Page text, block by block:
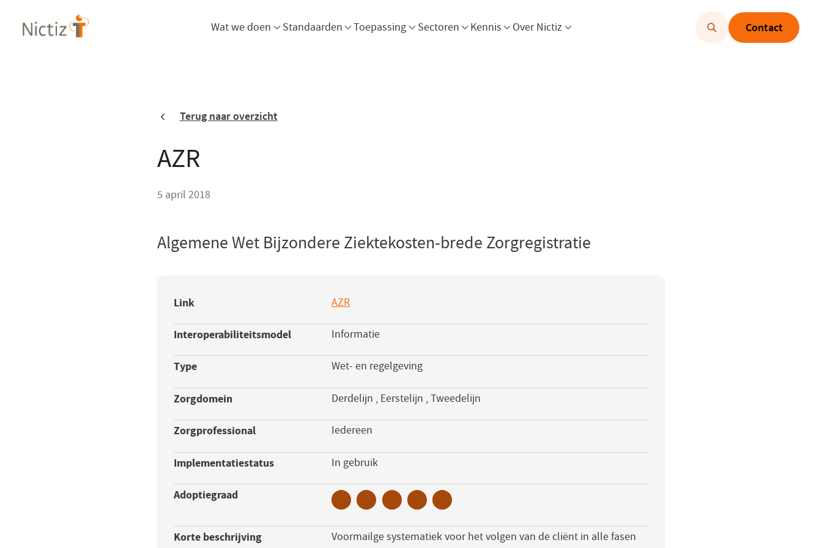
en
Wat we doen Menu openen
Standaarden Menu openen
Toepassing Menu openen
Sectoren Menu openen
Kennis Menu openen
Over Nictiz Contact
Terug naar overzicht
AZR
5 april 2018
Algemene Wet Bijzondere Ziektekosten-brede Zorgregistratie
Link AZR
in
een
nieuw
Interoperabiliteitsmodel Informatie
Type Wet- en regelgeving
Zorgdomein Derdelijn , Eerstelijn ,Tweedelijn
Zorgprofessional Iedereen
Implementatiestatus In gebruik
Adoptiegraad
Korte beschrijving
Voormailge systematiek voor het volgen van de cliënt in alle fasen